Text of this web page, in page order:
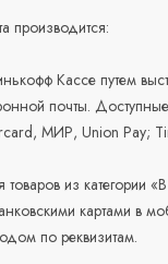
производится:
Кассе путем
почты.
МИР, Union Pay;
товаров из категории
картами в
по реквизитам.